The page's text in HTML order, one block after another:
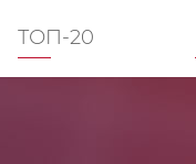
ТОП-20